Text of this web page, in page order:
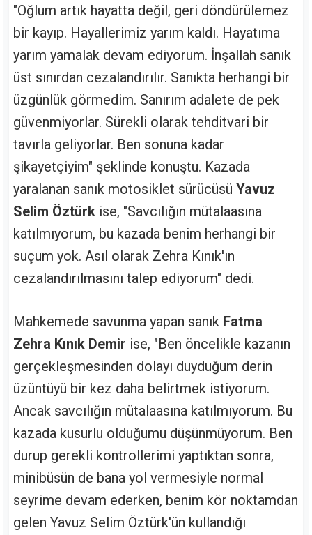
"Oğlum artık hayatta değil, geri döndürülemez
bir kayıp. Hayallerimiz yarım kaldı. Hayatıma
yarım yamalak devam ediyorum. İnşallah sanık
üst sınırdan cezalandırılır. Sanıkta herhangi bir
üzgünlük görmedim. Sanırım adalete de pek
güvenmiyorlar. Sürekli olarak tehditvari bir
tavırla geliyorlar. Ben sonuna kadar
şikayetçiyim" şeklinde konuştu. Kazada
yaralanan sanık motosiklet sürücüsü Yavuz
Selim Öztürk ise, "Savcılığın mütalaasına
katılmıyorum, bu kazada benim herhangi bir
suçum yok. Asıl olarak Zehra Kınık'ın
cezalandırılmasını talep ediyorum" dedi.
Mahkemede savunma yapan sanık Fatma
Zehra Kınık Demir ise, "Ben öncelikle kazanın
gerçekleşmesinden dolayı duyduğum derin
üzüntüyü bir kez daha belirtmek istiyorum.
Ancak savcılığın mütalaasına katılmıyorum. Bu
kazada kusurlu olduğumu düşünmüyorum. Ben
durup gerekli kontrollerimi yaptıktan sonra,
minibüsün de bana yol vermesiyle normal
seyrime devam ederken, benim kör noktamdan
gelen Yavuz Selim Öztürk'ün kullandığı